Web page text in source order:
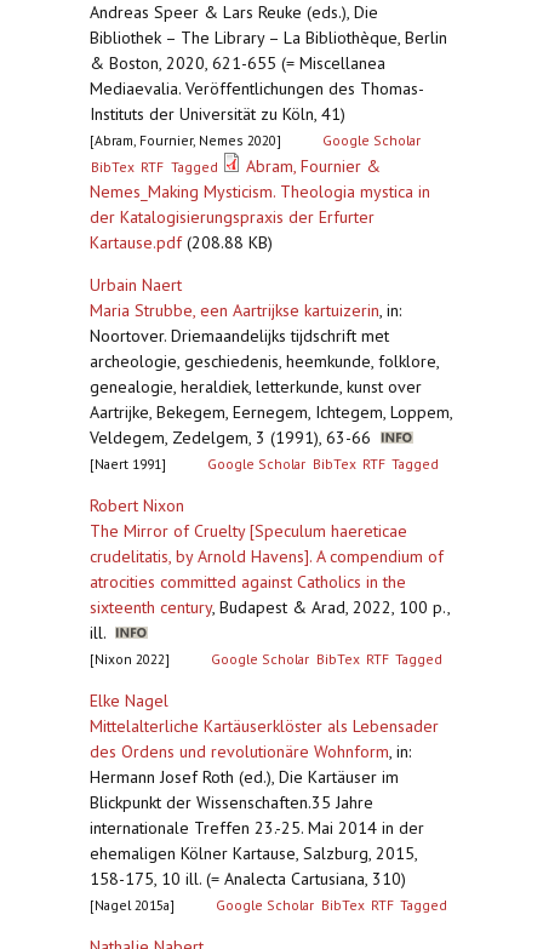
Andreas Speer & Lars Reuke (eds.), Die
Bibliothek – The Library – La Bibliothèque, Berlin
& Boston, 2020, 621-655 (= Miscellanea
Mediaevalia. Veröffentlichungen des Thomas-
Instituts der Universität zu Köln, 41)
[Abram, Fournier, Nemes 2020]
Google Scholar
BibTex RTF Tagged
Abram, Fournier &
Nemes_Making Mysticism. Theologia mystica in
der Katalogisierungspraxis der Erfurter
Kartause.pdf(208.88 KB)
Urbain Naert
Maria Strubbe, een Aartrijkse kartuizerin, in:
Noortover. Driemaandelijks tijdschrift met
archeologie, geschiedenis, heemkunde, folklore,
genealogie, heraldiek, letterkunde, kunst over
Aartrijke, Bekegem, Eernegem, Ichtegem, Loppem,
Veldegem, Zedelgem, 3 (1991), 63-66
[Naert 1991] Google Scholar BibTex RTF Tagged
Robert Nixon
The Mirror of Cruelty [Speculum haereticae
crudelitatis, by Arnold Havens]. A compendium of
atrocities committed against Catholics in the
sixteenth century, Budapest & Arad, 2022, 100 p.,
ill.
[Nixon 2022] Google Scholar BibTex RTF Tagged
Elke Nagel
Mittelalterliche Kartäuserklöster als Lebensader
des Ordens und revolutionäre Wohnform, in:
Hermann Josef Roth (ed.), Die Kartäuser im
Blickpunkt der Wissenschaften.35 Jahre
internationale Treffen 23.-25. Mai 2014 in der
ehemaligen Kölner Kartause, Salzburg, 2015,
158-175, 10 ill. (= Analecta Cartusiana, 310)
[Nagel 2015a] Google Scholar BibTex RTF Tagged